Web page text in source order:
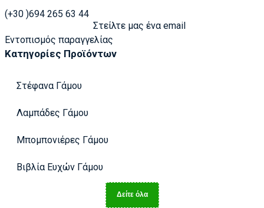
(+30 )694 265 63 44
Στείλτε μας ένα email
Εντοπισμός παραγγελίας
Κατηγορίες Προϊόντων
Στέφανα Γάμου
Λαμπάδες Γάμου
Μπομπονιέρες Γάμου
Βιβλία Ευχών Γάμου
Δείτε όλα